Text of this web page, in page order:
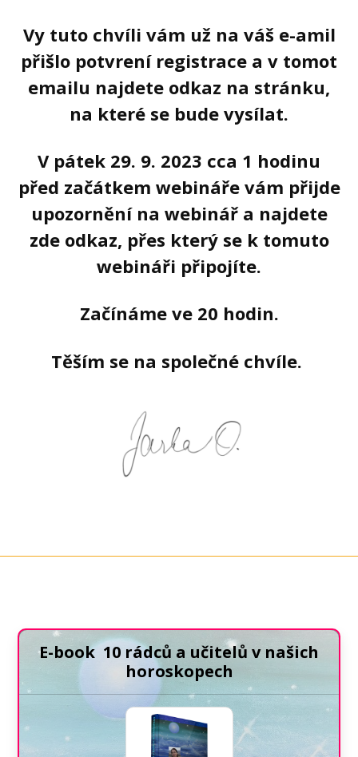
Vy tuto chvíli vám už na váš e-amil
přišlo potvrení registrace a v tomot
emailu najdete odkaz na stránku,
na které se bude vysílat.
V pátek 29. 9. 2023 cca 1 hodinu
před začátkem webináře vám přijde
upozornění na webinář a najdete
zde odkaz, přes který se k tomuto
webináři připojíte.
Začínáme ve 20 hodin.
Těším se na společné chvíle.
E-book 10 rádců a učitelů v našich
horoskopech